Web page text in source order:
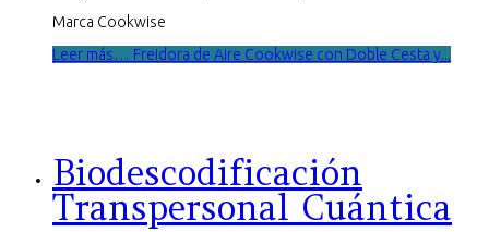
Marca Cookwise
Leer más… Freidora de Aire Cookwise con Doble Cesta y...
Biodescodificación
Transpersonal Cuántica